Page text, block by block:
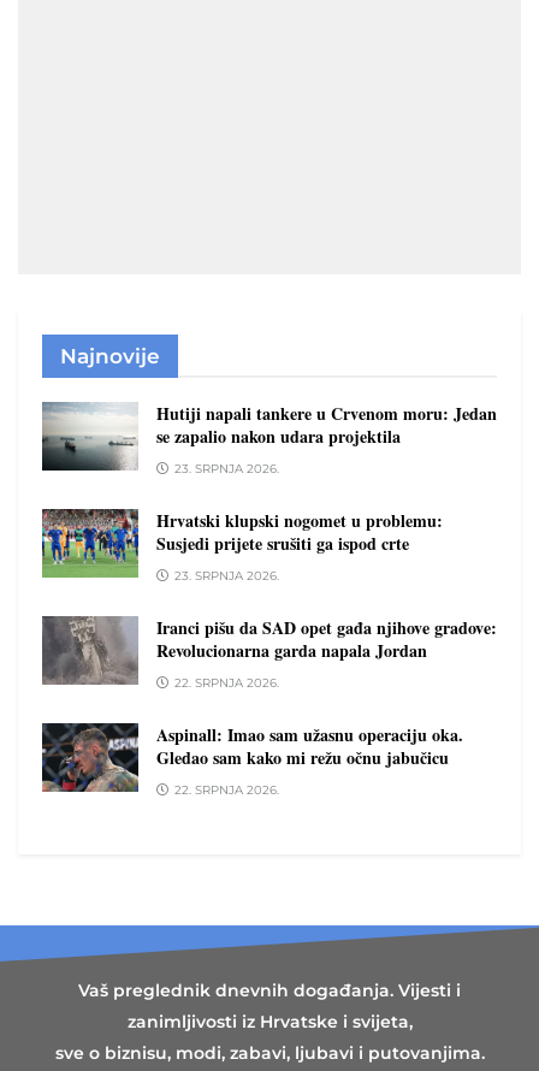
Najnovije
Hutiji napali tankere u Crvenom moru: Jedan
se zapalio nakon udara projektila
23. SRPNJA 2026.
Hrvatski klupski nogomet u problemu:
Susjedi prijete srušiti ga ispod crte
23. SRPNJA 2026.
Iranci pišu da SAD opet gađa njihove gradove:
Revolucionarna garda napala Jordan
22. SRPNJA 2026.
Aspinall: Imao sam užasnu operaciju oka.
Gledao sam kako mi režu očnu jabučicu
22. SRPNJA 2026.
Vaš preglednik dnevnih događanja. Vijesti i
zanimljivosti iz Hrvatske i svijeta,
sve o biznisu, modi, zabavi, ljubavi i putovanjima.